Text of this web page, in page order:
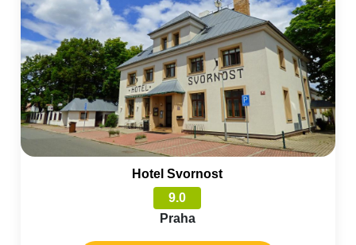
Hotel Svornost
9.0
Praha